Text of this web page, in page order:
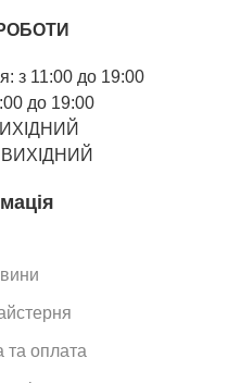
з 11:00 до 19:00
до 19:00
ВИХІДНИЙ
та оплата